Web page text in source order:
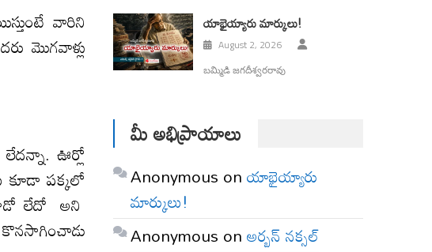
వారిని
మొగవాళ్లు
ఊర్లో
కూడా పక్కలో
లేదో అని
యాభైయ్యారు మార్కులు!
August 2, 2026
బమ్మిడి జగదీశ్వరరావు
మీ అభిప్రాయాలు
Anonymous onయాభైయ్యారు
మార్కులు!
Anonymous onఅర్బన్ నక్సల్